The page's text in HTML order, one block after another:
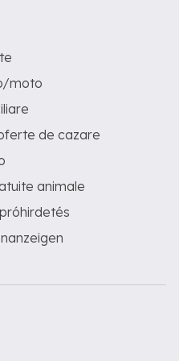
moto
de cazare
animale